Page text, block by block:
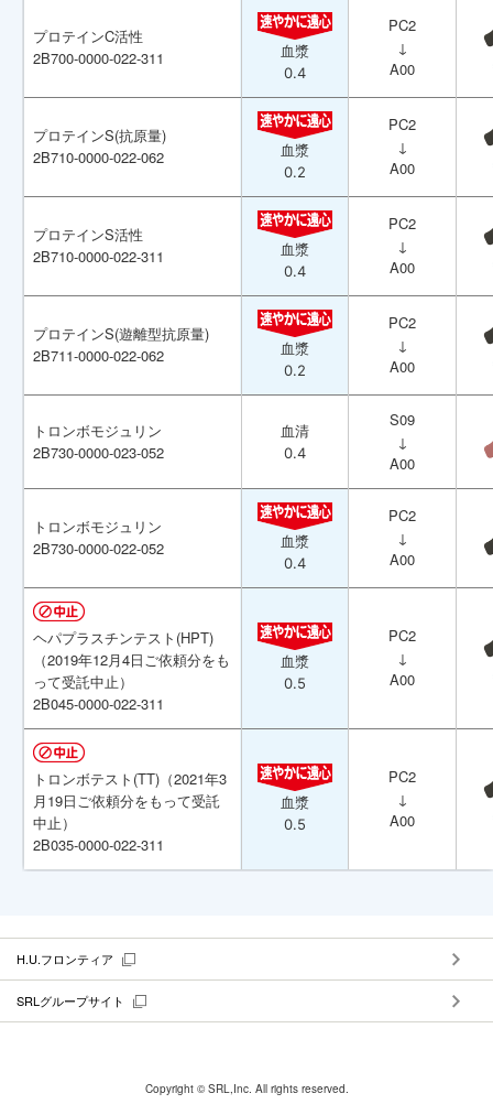
プロテインC活性
2B700-0000-022-311
血漿
0.4
PC2
↓
A00
プロテインS(抗原量)
2B710-0000-022-062
血漿
0.2
PC2
↓
A00
プロテインS活性
2B710-0000-022-311
血漿
0.4
PC2
↓
A00
プロテインS(遊離型抗原量)
2B711-0000-022-062
血漿
0.2
PC2
↓
A00
トロンボモジュリン
2B730-0000-023-052
血清
0.4
S09
↓
A00
トロンボモジュリン
2B730-0000-022-052
血漿
0.4
PC2
↓
A00
ヘパプラスチンテスト(HPT)
（2019年12月4日ご依頼分をも
って受託中止）
2B045-0000-022-311
血漿
0.5
PC2
↓
A00
トロンボテスト(TT)（2021年3
月19日ご依頼分をもって受託
中止）
2B035-0000-022-311
血漿
0.5
PC2
↓
A00
プロテインC活性
2B700-0000-022-311
血漿
0.4
PC2
↓
A00
プロテインS(抗原量)
2B710-0000-022-062
血漿
0.2
PC2
↓
A00
プロテインS活性
2B710-0000-022-311
血漿
0.4
PC2
↓
A00
プロテインS(遊離型抗原量)
2B711-0000-022-062
血漿
0.2
PC2
↓
A00
トロンボモジュリン
2B730-0000-023-052
血清
0.4
S09
↓
A00
トロンボモジュリン
2B730-0000-022-052
血漿
0.4
PC2
↓
A00
ヘパプラスチンテスト(HPT)
（2019年12月4日ご依頼分をも
って受託中止）
2B045-0000-022-311
血漿
0.5
PC2
↓
A00
トロンボテスト(TT)（2021年3
月19日ご依頼分をもって受託
中止）
2B035-0000-022-311
血漿
0.5
PC2
↓
A00
H.U.フロンティア
SRLグループサイト
Copyright © SRL,Inc. All rights reserved.